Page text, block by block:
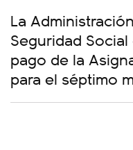
La
Seguridad
pago de la
para el séptimo